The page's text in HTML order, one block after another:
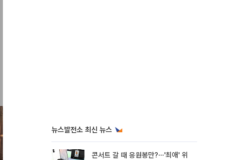
뉴스발전소 최신 뉴스
콘서트 갈 때 응원봉만?⋯'최애' 위